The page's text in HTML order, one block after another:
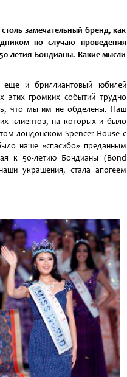
замечательный бренд, как
по случаю проведения
летия Бондианы. Какие мысли
и бриллиантовый юбилей
этих громких событий трудно
что мы им не обделены. Наш
клиентов, на которых и было
лондонском Spencer House с
наше «спасибо» преданным
к 50-летию Бондианы (Bond
украшения, стала апогеем